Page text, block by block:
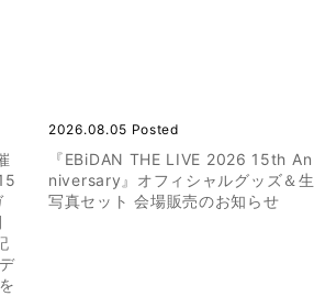
2026.08.05 Posted
『EBiDAN THE LIVE 2026 15th An
niversary』オフィシャルグッズ＆生
写真セット 会場販売のお知らせ